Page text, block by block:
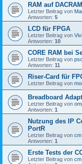
RAM auf
Letzter Beitrag von
Antworten: 5
LCD für FPGA
Letzter Beitrag von
Antworten: 10
CORE RAM bei
Letzter Beitrag von
Antworten: 11
Riser-Card für
Letzter Beitrag von
Breadboard
Letzter Beitrag von
Antworten: 1
Nutzung des IP
PortR
Letzter Beitrag von cm
Antworten: 1
Erste Tests der
Letzter Beitrag von cm